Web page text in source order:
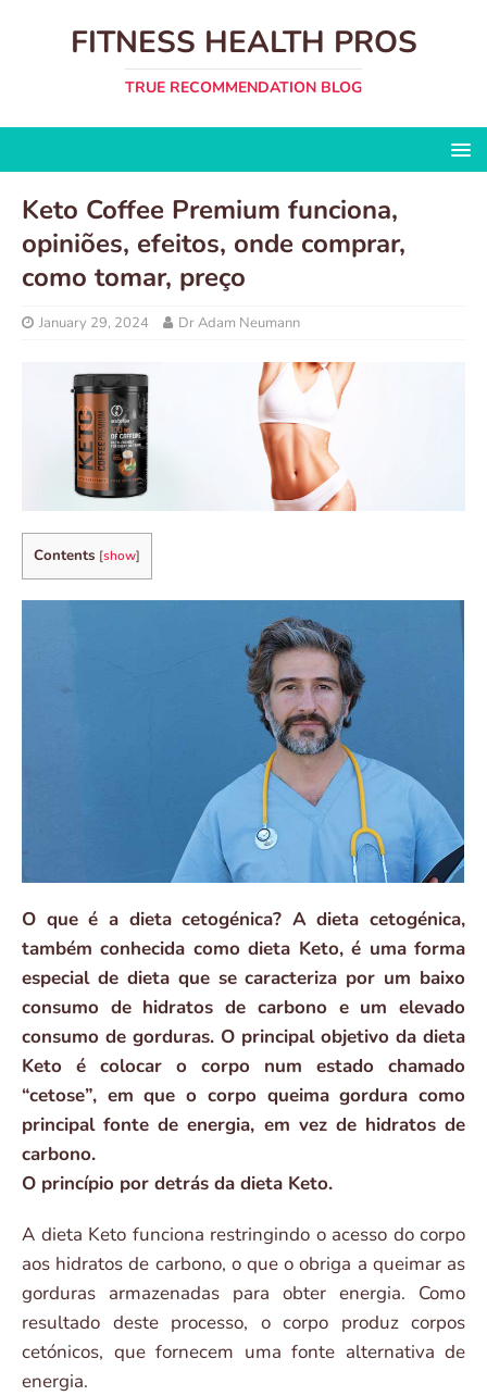
FITNESS HEALTH PROS
TRUE RECOMMENDATION BLOG
Keto Coffee Premium funciona,
opiniões, efeitos, onde comprar,
como tomar, preço
January 29, 2024 Dr Adam Neumann
Contents [show]
O que é a dieta cetogénica? A dieta cetogénica,
também conhecida como dieta Keto, é uma forma
especial de dieta que se caracteriza por um baixo
consumo de hidratos de carbono e um elevado
consumo de gorduras. O principal objetivo da dieta
Keto é colocar o corpo num estado chamado
“cetose”, em que o corpo queima gordura como
principal fonte de energia, em vez de hidratos de
carbono.
O princípio por detrás da dieta Keto.
A dieta Keto funciona restringindo o acesso do corpo
aos hidratos de carbono, o que o obriga a queimar as
gorduras armazenadas para obter energia. Como
resultado deste processo, o corpo produz corpos
cetónicos, que fornecem uma fonte alternativa de
energia.